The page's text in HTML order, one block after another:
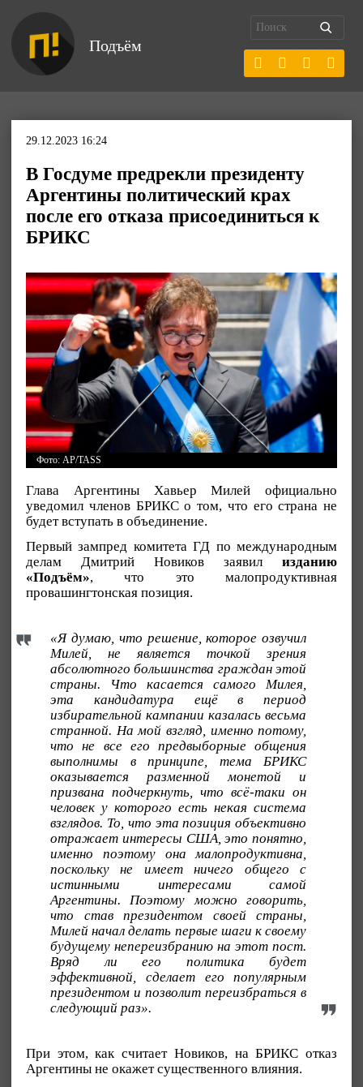
Подъём
29.12.2023 16:24
В Госдуме предрекли президенту
Аргентины политический крах
после его отказа присоединиться к
БРИКС
Фото: AP/TASS
Глава Аргентины Хавьер Милей официально
уведомил членов БРИКС о том, что его страна не
будет вступать в объединение.
Первый зампред комитета ГД по международным
делам Дмитрий Новиков заявил изданию
«Подъём», что это малопродуктивная
провашингтонская позиция.
«Я думаю, что решение, которое озвучил
Милей, не является точкой зрения
абсолютного большинства граждан этой
страны. Что касается самого Милея,
эта кандидатура ещё в период
избирательной кампании казалась весьма
странной. На мой взгляд, именно потому,
что не все его предвыборные общения
выполнимы в принципе, тема БРИКС
оказывается разменной монетой и
призвана подчеркнуть, что всё-таки он
человек у которого есть некая система
взглядов. То, что эта позицияобъективно
отражает интересы США, это понятно,
именно поэтому она малопродуктивна,
поскольку не имеет ничего общего с
истинными интересами самой
Аргентины. Поэтому можно говорить,
что став президентом своей страны,
Милей начал делать первые шаги к своему
будущему непереизбранию на этот пост.
Вряд ли его политика будет
эффективной, сделает его популярным
президентом и позволит переизбраться в
следующий раз».
При этом, как считает Новиков, на БРИКС отказ
Аргентины не окажет существенного влияния.